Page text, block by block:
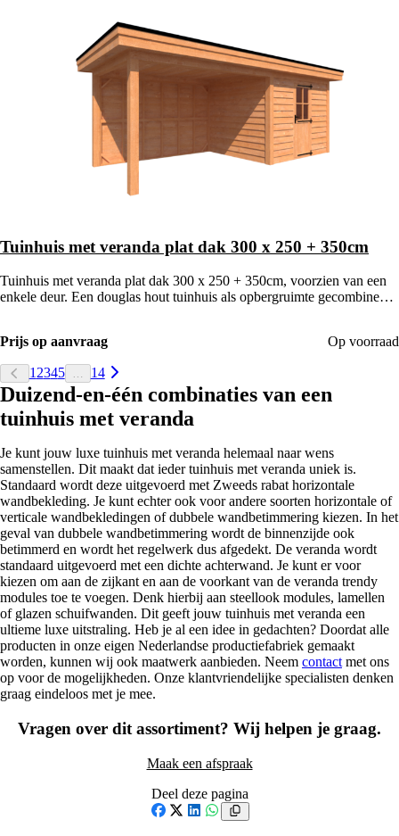
Tuinhuis met veranda plat dak 300 x 250 + 350cm
Tuinhuis met veranda plat dak 300 x 250 + 350cm, voorzien van een
enkele deur. Een douglas hout tuinhuis als opbergruimte gecombineerd
Prijs op aanvraag
Op voorraad
1 2345 … 14
Duizend-en-één combinaties van een
tuinhuis met veranda
Je kunt jouw luxe tuinhuis met veranda helemaal naar wens
samenstellen. Dit maakt dat ieder tuinhuis met veranda uniek is.
Standaard wordt deze uitgevoerd met Zweeds rabat horizontale
wandbekleding. Je kunt echter ook voor andere soorten horizontale of
verticale wandbekledingen of dubbele wandbetimmering kiezen. In het
geval van dubbele wandbetimmering wordt de binnenzijde ook
betimmerd en wordt het regelwerk dus afgedekt. De veranda wordt
standaard uitgevoerd met een dichte achterwand. Je kunt er voor
kiezen om aan de zijkant en aan de voorkant van de veranda trendy
modules toe te voegen. Denk hierbij aan steellook modules, lamellen
of glazen schuifwanden. Dit geeft jouw tuinhuis met veranda een
ultieme luxe uitstraling. Heb je al een idee in gedachten? Doordat alle
producten in onze eigen Nederlandse productiefabriek gemaakt
worden, kunnen wij ook maatwerk aanbieden. Neem contact met ons
op voor de mogelijkheden. Onze klantvriendelijke specialisten denken
graag eindeloos met je mee.
Vragen over dit assortiment? Wij helpen je graag.
Maak een afspraak
Deel deze pagina
LinkedIn
WhatsApp